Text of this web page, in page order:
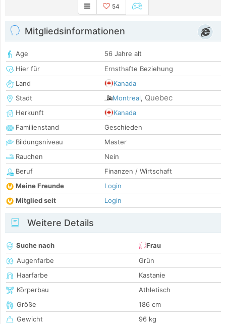
54
Mitgliedsinformationen
Age
56 Jahre alt
Hier für
Ernsthafte Beziehung
Land
Kanada
Stadt
Montreal, Quebec
Herkunft
Kanada
Familienstand
Geschieden
Bildungsniveau
Master
Rauchen
Nein
Beruf
Finanzen / Wirtschaft
Meine Freunde
Login
Mitglied seit
Login
Weitere Details
Suche nach
Frau
Augenfarbe
Grün
Haarfarbe
Kastanie
Körperbau
Athletisch
Größe
186 cm
Gewicht
96 kg